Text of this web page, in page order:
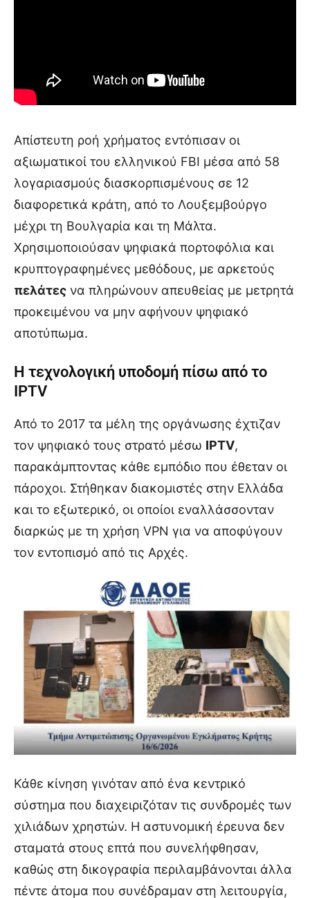
Απίστευτη ροή χρήματος εντόπισαν οι
αξιωματικοί του ελληνικού FBI μέσα από 58
λογαριασμούς διασκορπισμένους σε 12
διαφορετικά κράτη, από το Λουξεμβούργο
μέχρι τη Βουλγαρία και τη Μάλτα.
Χρησιμοποιούσαν ψηφιακά πορτοφόλια και
κρυπτογραφημένες μεθόδους, με αρκετούς
πελάτες να πληρώνουν απευθείας με μετρητά
προκειμένου να μην αφήνουν ψηφιακό
αποτύπωμα.
Η τεχνολογική υποδομή πίσω από το
IPTV
Από το 2017 τα μέλη της οργάνωσης έχτιζαν
τον ψηφιακό τους στρατό μέσω IPTV,
παρακάμπτοντας κάθε εμπόδιο που έθεταν οι
πάροχοι. Στήθηκαν διακομιστές στην Ελλάδα
και το εξωτερικό, οι οποίοι εναλλάσσονταν
διαρκώς με τη χρήση VPN για να αποφύγουν
τον εντοπισμό από τις Αρχές.
Κάθε κίνηση γινόταν από ένα κεντρικό
σύστημα που διαχειριζόταν τις συνδρομές των
χιλιάδων χρηστών. Η αστυνομική έρευνα δεν
σταματά στους επτά που συνελήφθησαν,
καθώς στη δικογραφία περιλαμβάνονται άλλα
πέντε άτομα που συνέδραμαν στη λειτουργία,